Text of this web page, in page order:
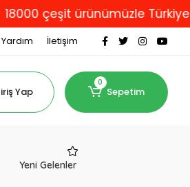
çeşit ürünümüzle Türkiye'nin
Yardım İletişim
Yap
0
Sepetim
Yeni Gelenler